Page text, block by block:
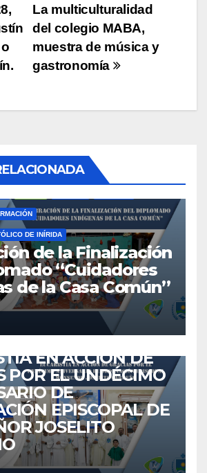
La multiculturalidad
del colegio MABA,
muestra de música y
gastronomía
DE LA CASA COMÚN
DE INÍRIDA
de la Finalización
“Cuidadores
de la Casa Común”
EUCARISTÍA GUAINÍA
CATÓLICA NOTICIAS
EN ACCIÓN DE
POR EL UNDÉCIMO
DE
EPISCOPAL DE
JOSELITO
EMAÚS EUCARISTÍA IGLESIA
MISIONEROS NOTICIAS